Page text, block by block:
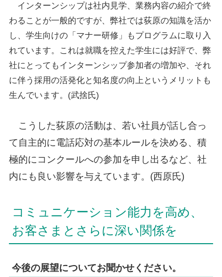
インターンシップは社内見学、業務内容の紹介で終
わることが一般的ですが、弊社では荻原の知識を活か
し、学生向けの「マナー研修」もプログラムに取り入
れています。これは就職を控えた学生には好評で、弊
社にとってもインターンシップ参加者の増加や、それ
に伴う採用の活発化と知名度の向上というメリットも
生んでいます。(武捨氏)
こうした荻原の活動は、若い社員が話し合っ
て自主的に電話応対の基本ルールを決める、積
極的にコンクールへの参加を申し出るなど、社
内にも良い影響を与えています。(西原氏)
コミュニケーション能力を高め、
お客さまとさらに深い関係を
今後の展望についてお聞かせください。